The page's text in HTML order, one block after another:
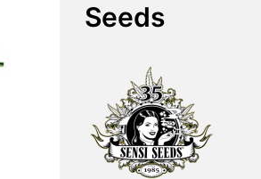
Seeds